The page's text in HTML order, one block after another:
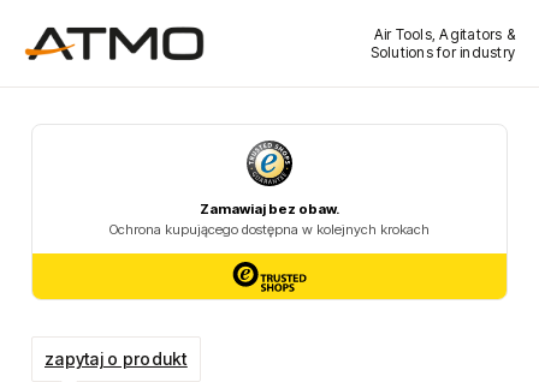
Air Tools, Agitators &
Solutions for industry
zapytaj o produkt